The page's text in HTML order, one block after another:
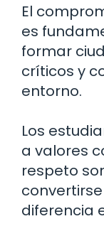
El
es
formar
críticos y
entorno.
Los
a valores
respeto
diferencia